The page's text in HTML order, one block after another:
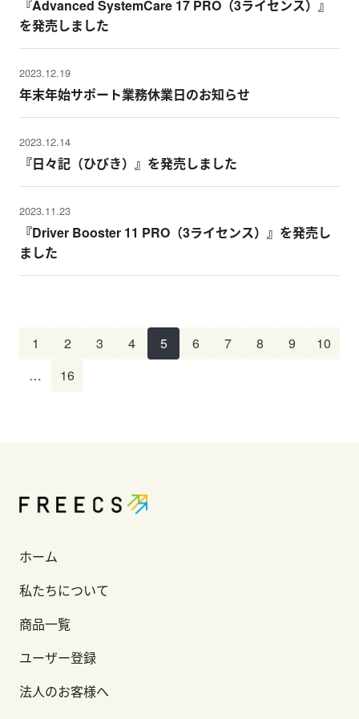
『Advanced SystemCare 17 PRO（3ライセンス）』
を発売しました
2023.12.19
年末年始サポート業務休業日のお知らせ
2023.12.14
『日々記（ひびき）』を発売しました
2023.11.23
『Driver Booster 11 PRO（3ライセンス）』を発売し
ました
1 2 3 4 5 6 7 8 9
10
…
16
ホーム
私たちについて
商品一覧
ユーザー登録
法人のお客様へ